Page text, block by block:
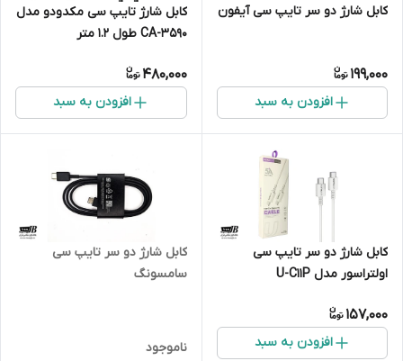
کابل شارژ دو سر تایپ سی آیفون
199,000
افزودن به سبد
کابل شارژ تایپ سی مکدودو مدل
CA-3590 طول 1.2 متر
480,000
افزودن به سبد
کابل شارژ دو سر تایپ سی
اولتراسور مدل U-C11P
157,000
افزودن به سبد
کابل شارژ دو سر تایپ سی
سامسونگ
ناموجود